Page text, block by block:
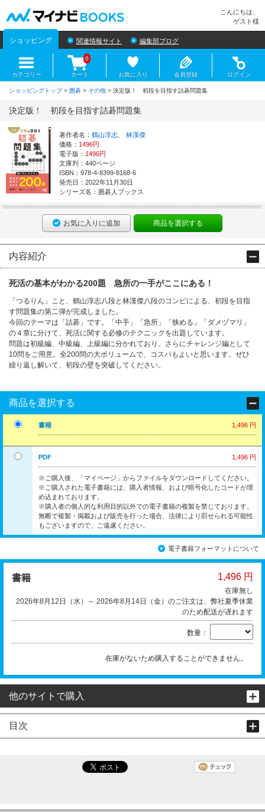
こんにちは、
ゲスト様
ショッピング 関連情報サイト 編集部ブログ
カテゴリー カート
0
お気に入り 会員登録 ログイン
ショッピングトップ> 囲碁 > その他 > 決定版！ 初段を目指す詰碁問題集
決定版！ 初段を目指す詰碁問題集
著作者名： 鶴山淳志
林漢傑
価格： 1496円
電子版： 1496円
文庫判：440ページ
ISBN：978-4-8399-8168-6
発売日：2022年11月30日
シリーズ名：囲碁人ブックス
お気に入りに追加 商品を選択する
内容紹介
死活の基本がわかる200題 急所の一手がここにある！
「つるりん」こと、鶴山淳志八段と林漢傑八段のコンビによる、初段を目指
す問題集の第二弾が完成しました。
今回のテーマは「詰碁」です。「中手」「急所」「狭める」「ダメヅマリ」
の４章に分けて、死活に関する必修のテクニックを出題しています。
問題は初級編、中級編、上級編に分かれており、さらにチャレンジ編として
10問をご用意。全200問の大ボリュームで、コスパもよいと思います。ぜひ
繰り返し解いて、初段の壁を突破してください。
商品を選択する
書籍 1,496 円
PDF 1,496 円
※ご購入後、「マイページ」からファイルをダウンロードしてください。
※ご購入された電子書籍には、購入者情報、および暗号化したコードが埋
め込まれております。
※購入者の個人的な利用目的以外での電子書籍の複製を禁じております。
無断で複製・掲載および販売を行った場合、法律により罰せられる可能性
もございますので、ご遠慮ください。
電子書籍フォーマットについて
書籍 1,496 円
在庫無し
2026年8月12日（水）～ 2026年8月14日（金）のご注文は、弊社夏季休業
のため配送が遅れます
数量：
在庫がないため購入することができません。
他のサイトで購入
目次